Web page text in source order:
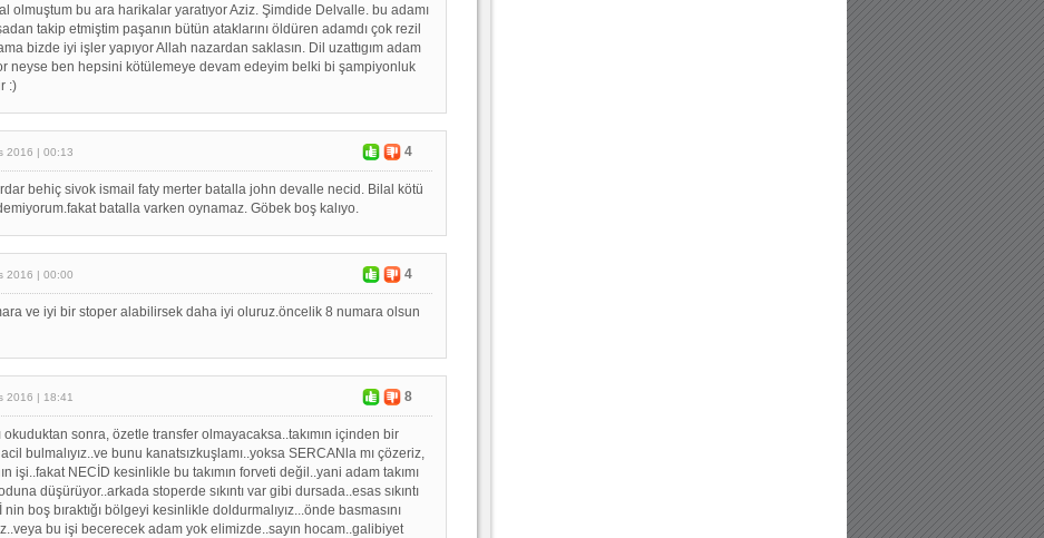
olmuştum bu ara harikalar yaratıyor Aziz. Şimdide Delvalle. bu adamı
takip etmiştim paşanın bütün ataklarını öldüren adamdı çok rezil
bizde iyi işler yapıyor Allah nazardan saklasın. Dil uzattıgım adam
neyse ben hepsini kötülemeye devam edeyim belki bi şampiyonluk
:)
2016 | 00:13 4
behiç sivok ismail faty merter batalla john devalle necid. Bilal kötü
batalla varken oynamaz. Göbek boş kalıyo.
2016 | 00:00 4
ve iyi bir stoper alabilirsek daha iyi oluruz.öncelik 8 numara olsun
2016 | 18:41 8
okuduktan sonra, özetle transfer olmayacaksa..takımın içinden bir
bulmalıyız..ve bunu kanatsızkuşlamı..yoksa SERCANla mı çözeriz,
işi..fakat NECİD kesinlikle bu takımın forveti değil..yani adam takımı
düşürüyor..arkada stoperde sıkıntı var gibi dursada..esas sıkıntı
nin boş bıraktığı bölgeyi kesinlikle doldurmalıyız...önde basmasını
bu işi becerecek adam yok elimizde..sayın hocam..galibiyet